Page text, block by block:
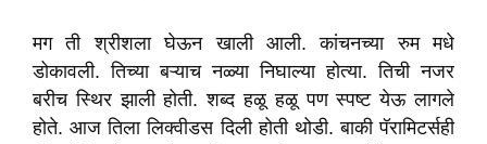
मग ती श्रीशला घेऊन खाली आली. कांचनच्या रुम मधे
डोकावली. तिच्या बऱ्याच नळ्या निघाल्या होत्या. तिची नजर
बरीच स्थिर झाली होती. शब्द हळू हळू पण स्पष्ट येऊ लागले
होते. आज तिला लिक्वीडस दिली होती थोडी. बाकी पॅरामिटर्सही